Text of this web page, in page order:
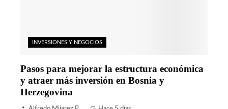
INVERSIONES Y NEGOCIOS
Pasos para mejorar la estructura económica
y atraer más inversión en Bosnia y
Herzegovina